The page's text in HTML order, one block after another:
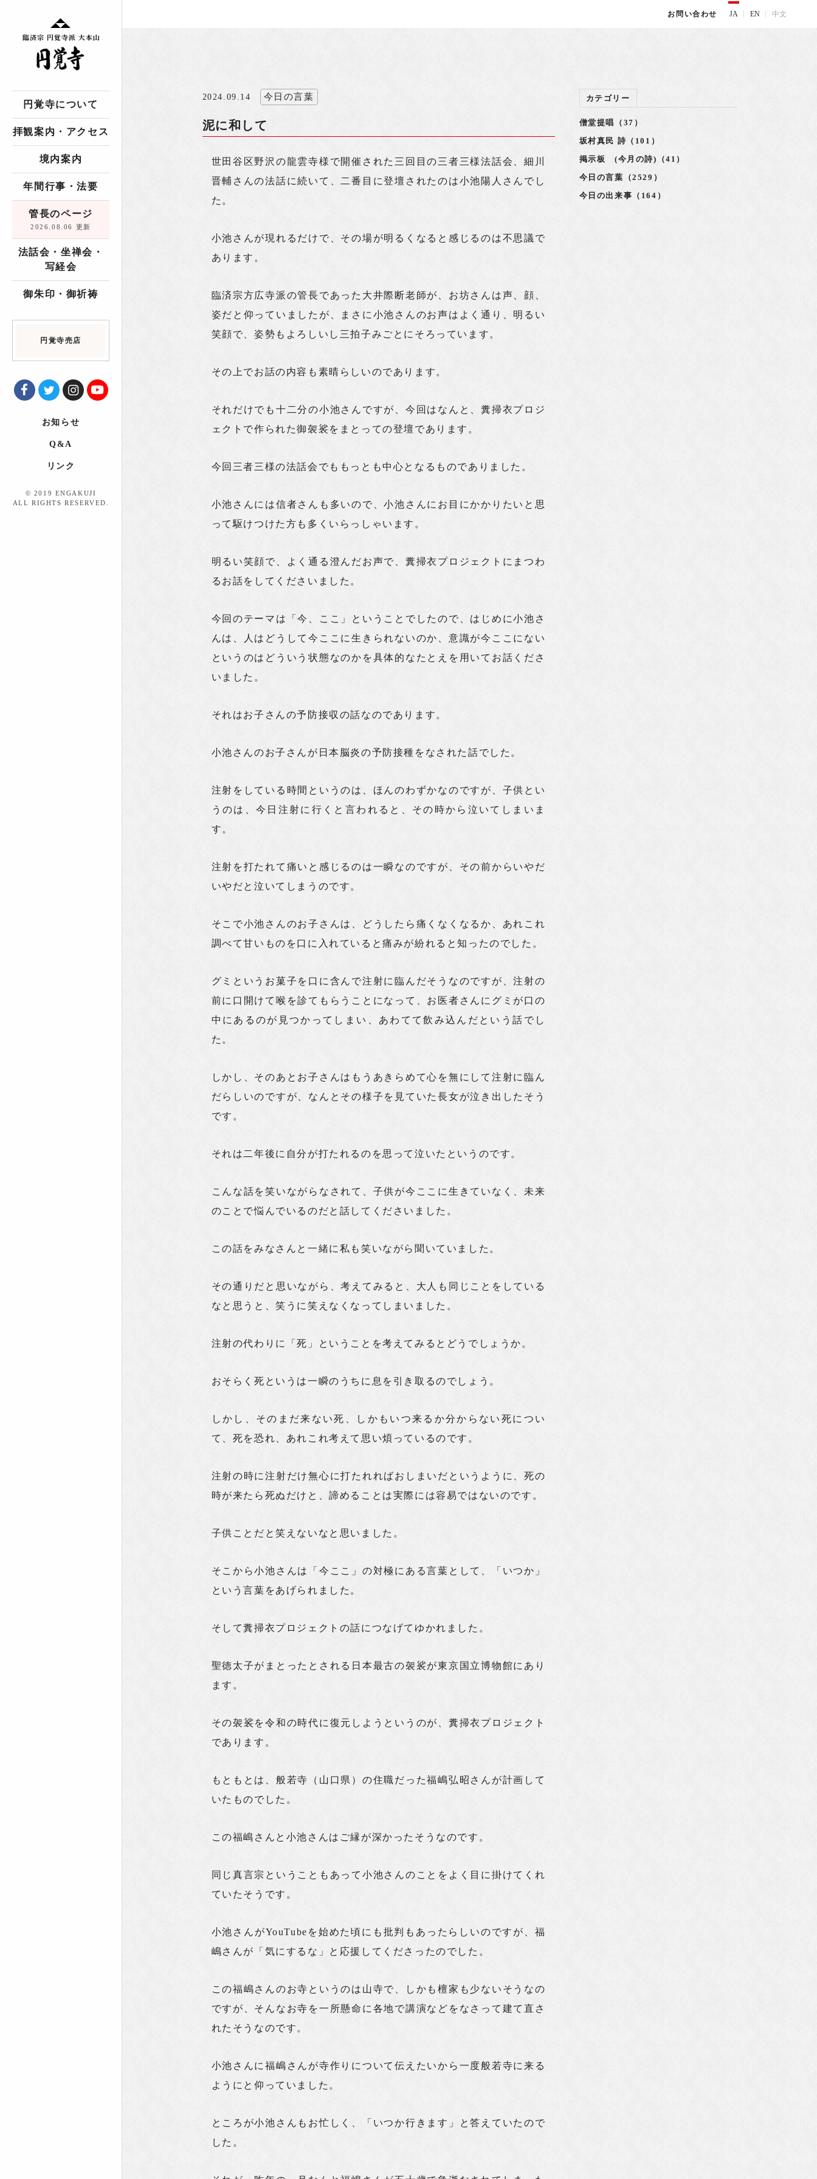
円覚寺について
拝観案内・アクセス
境内案内
年間行事・法要
管長のページ
2026.08.06 更新
法話会・坐禅会・
写経会
御朱印・御祈祷
円覚寺売店
お知らせ
Q&A
リンク
© 2019 ENGAKUJI
ALL RIGHTS RESERVED.
お問い合わせ JA EN 中文
2024.09.14 今日の言葉
泥に和して
世田谷区野沢の龍雲寺様で開催された三回目の三者三様法話会、細川
晋輔さんの法話に続いて、二番目に登壇されたのは小池陽人さんでし
た。
小池さんが現れるだけで、その場が明るくなると感じるのは不思議で
あります。
臨済宗方広寺派の管長であった大井際断老師が、お坊さんは声、顔、
姿だと仰っていましたが、まさに小池さんのお声はよく通り、明るい
笑顔で、姿勢もよろしいし三拍子みごとにそろっています。
その上でお話の内容も素晴らしいのであります。
それだけでも十二分の小池さんですが、今回はなんと、糞掃衣プロジ
ェクトで作られた御袈裟をまとっての登壇であります。
今回三者三様の法話会でももっとも中心となるものでありました。
小池さんには信者さんも多いので、小池さんにお目にかかりたいと思
って駆けつけた方も多くいらっしゃいます。
明るい笑顔で、よく通る澄んだお声で、糞掃衣プロジェクトにまつわ
るお話をしてくださいました。
今回のテーマは「今、ここ」ということでしたので、はじめに小池さ
んは、人はどうして今ここに生きられないのか、意識が今ここにない
というのはどういう状態なのかを具体的なたとえを用いてお話くださ
いました。
それはお子さんの予防接収の話なのであります。
小池さんのお子さんが日本脳炎の予防接種をなされた話でした。
注射をしている時間というのは、ほんのわずかなのですが、子供とい
うのは、今日注射に行くと言われると、その時から泣いてしまいま
す。
注射を打たれて痛いと感じるのは一瞬なのですが、その前からいやだ
いやだと泣いてしまうのです。
そこで小池さんのお子さんは、どうしたら痛くなくなるか、あれこれ
調べて甘いものを口に入れていると痛みが紛れると知ったのでした。
グミというお菓子を口に含んで注射に臨んだそうなのですが、注射の
前に口開けて喉を診てもらうことになって、お医者さんにグミが口の
中にあるのが見つかってしまい、あわてて飲み込んだという話でし
た。
しかし、そのあとお子さんはもうあきらめて心を無にして注射に臨ん
だらしいのですが、なんとその様子を見ていた長女が泣き出したそう
です。
それは二年後に自分が打たれるのを思って泣いたというのです。
こんな話を笑いながらなされて、子供が今ここに生きていなく、未来
のことで悩んでいるのだと話してくださいました。
この話をみなさんと一緒に私も笑いながら聞いていました。
その通りだと思いながら、考えてみると、大人も同じことをしている
なと思うと、笑うに笑えなくなってしまいました。
注射の代わりに「死」ということを考えてみるとどうでしょうか。
おそらく死というは一瞬のうちに息を引き取るのでしょう。
しかし、そのまだ来ない死、しかもいつ来るか分からない死につい
て、死を恐れ、あれこれ考えて思い煩っているのです。
注射の時に注射だけ無心に打たれればおしまいだというように、死の
時が来たら死ぬだけと、諦めることは実際には容易ではないのです。
子供ことだと笑えないなと思いました。
そこから小池さんは「今ここ」の対極にある言葉として、「いつか」
という言葉をあげられました。
そして糞掃衣プロジェクトの話につなげてゆかれました。
聖徳太子がまとったとされる日本最古の袈裟が東京国立博物館にあり
ます。
その袈裟を令和の時代に復元しようというのが、糞掃衣プロジェクト
であります。
もともとは、般若寺（山口県）の住職だった福嶋弘昭さんが計画して
いたものでした。
この福嶋さんと小池さんはご縁が深かったそうなのです。
同じ真言宗ということもあって小池さんのことをよく目に掛けてくれ
ていたそうです。
小池さんがYouTubeを始めた頃にも批判もあったらしいのですが、福
嶋さんが「気にするな」と応援してくださったのでした。
この福嶋さんのお寺というのは山寺で、しかも檀家も少ないそうなの
ですが、そんなお寺を一所懸命に各地で講演などをなさって建て直さ
れたそうなのです。
小池さんに福嶋さんが寺作りについて伝えたいから一度般若寺に来る
ようにと仰っていました。
ところが小池さんもお忙しく、「いつか行きます」と答えていたので
した。
カテゴリー
僧堂提唱（37）
坂村真民 詩（101）
掲示板 (今月の詩)（41）
今日の言葉（2529）
今日の出来事（164）